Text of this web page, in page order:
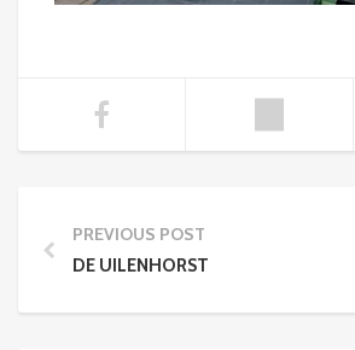
PREVIOUS POST
DE UILENHORST